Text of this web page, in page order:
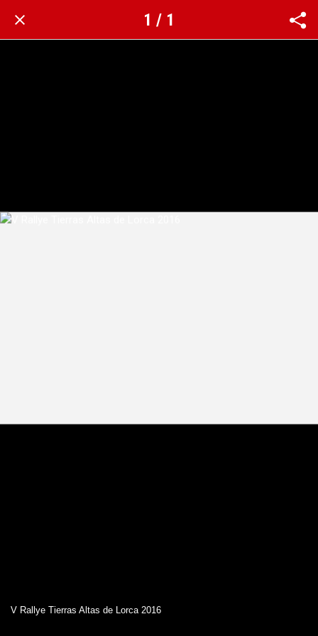
1 / 1
V Rallye Tierras Altas de Lorca 2016